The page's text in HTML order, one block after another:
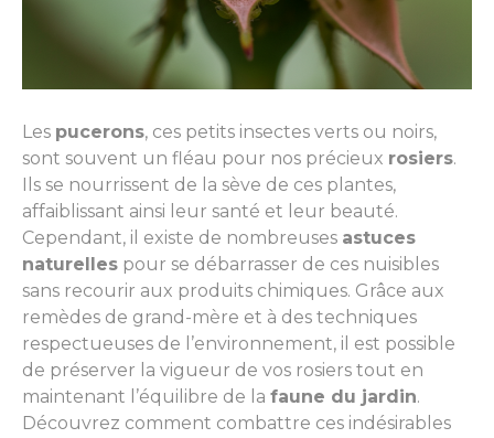
Les pucerons, ces petits insectes verts ou noirs,
sont souvent un fléau pour nos précieux rosiers.
Ils se nourrissent de la sève de ces plantes,
affaiblissant ainsi leur santé et leur beauté.
Cependant, il existe de nombreuses astuces
naturelles pour se débarrasser de ces nuisibles
sans recourir aux produits chimiques. Grâce aux
remèdes de grand-mère et à des techniques
respectueuses de l’environnement, il est possible
de préserver la vigueur de vos rosiers tout en
maintenant l’équilibre de la faune du jardin.
Découvrez comment combattre ces indésirables